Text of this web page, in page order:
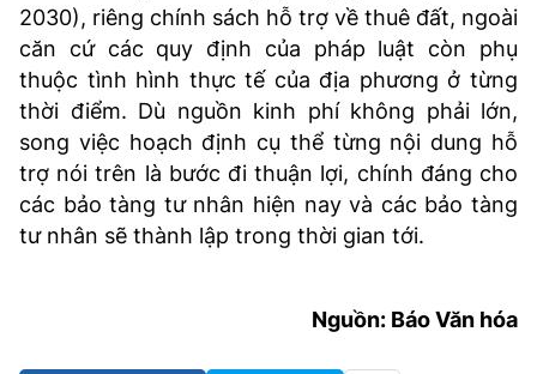
2030), riêng chính sách hỗ trợ về thuê đất, ngoài
căn cứ các quy định của pháp luật còn phụ
thuộc tình hình thực tế của địa phương ở từng
thời điểm. Dù nguồn kinh phí không phải lớn,
song việc hoạch định cụ thể từng nội dung hỗ
trợ nói trên là bước đi thuận lợi, chính đáng cho
các bảo tàng tư nhân hiện nay và các bảo tàng
tư nhân sẽ thành lập trong thời gian tới.
Nguồn: Báo Văn hóa